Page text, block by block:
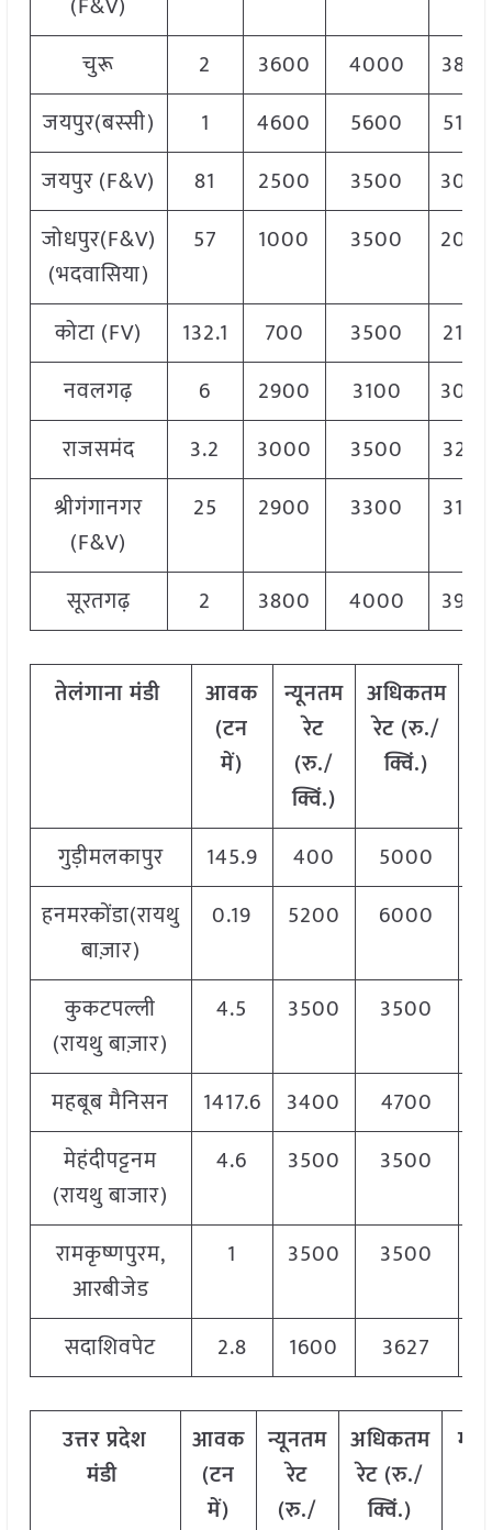
चुरू 2 3600 4000
जयपुर(बस्सी)
1 4600 5600
5100
जयपुर (F&V)
81 2500 3500
जोधपुर(F&V)
(भदवासिया)
57 1000 3500
कोटा (FV) 132.1 700 3500
2100
नवलगढ़
6 2900 3100
राजसमंद
3.2 3000 3500
3250
श्रीगंगानगर
(F&V)
25 2900 3300 3100
सूरतगढ़ 2 3800 4000
तेलंगानामंडी
आवक
(टन
में)
न्यूनतम
रेट
(रु./
क्विं.)
अधिकतम
रेट (रु./
क्विं.)
गुड़ीमलकापुर
145.9 400 5000
हनमरकोंडा(रायथु
बाज़ार)
0.19 5200 6000
कुकटपल्ली
(रायथु बाज़ार)
4.5 3500 3500
महबूब मैनिसन 1417.6 3400 4700
मेहंदीपट्टनम
(रायथु बाजार)
4.6 3500 3500
रामकृष्णपुरम,
आरबीजेड
1 3500 3500
सदाशिवपेट 2.8 1600 3627
उत्तरप्रदेश
मंडी
आवक
(टन
में)
न्यूनतम
रेट
(रु./
अधिकतम
रेट (रु./
क्विं.)